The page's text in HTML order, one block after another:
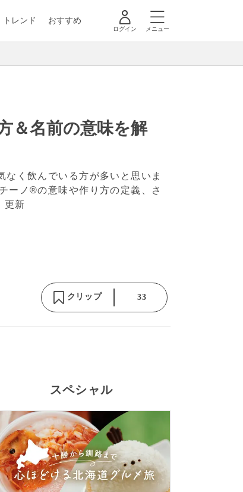
トレンド おすすめ
ログイン メニュー
＆名前の意味を解
く飲んでいる方が多いと思いま
ーノ®の意味や作り方の定義、さ
更新
クリップ 33
スペシャル